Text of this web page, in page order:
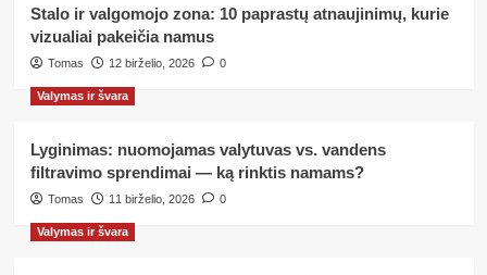
specializuotų
ir
ką
verta
rinktis
Stalo ir valgomojo zona: 10 paprastų atnaujinimų, kurie
vizualiai pakeičia namus
Tomas 12 birželio, 2026 0
Valymas ir švara
Lyginimas: nuomojamas valytuvas vs. vandens
filtravimo sprendimai — ką rinktis namams?
Tomas 11 birželio, 2026 0
Valymas ir švara